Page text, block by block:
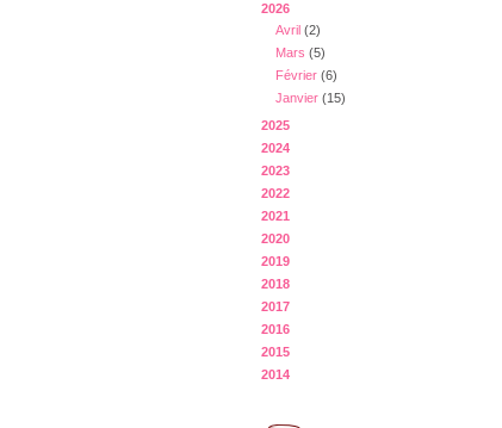
2026
Avril (2)
Mars (5)
Février (6)
Janvier (15)
2025
2024
2023
2022
2021
2020
2019
2018
2017
2016
2015
2014